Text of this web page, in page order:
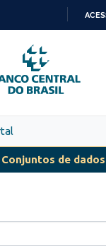
PARA
O
CONTEÚDO
Conjuntos de dados